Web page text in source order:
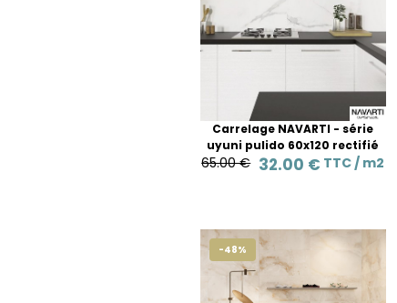
Carrelage NAVARTI - série
uyuni pulido 60x120 rectifié
65.00 € 32.00 € TTC / m2
-48%